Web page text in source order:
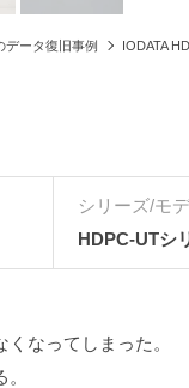
データ復旧事例 IODATA
シリーズ/モ
HDPC-UTシ
なってしまった。